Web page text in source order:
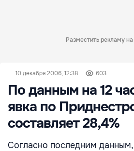
Разместить рекламу
10 декабря 2006, 12:38 603
По данным на 12
явка по
составляет 28,4%
Согласно последним